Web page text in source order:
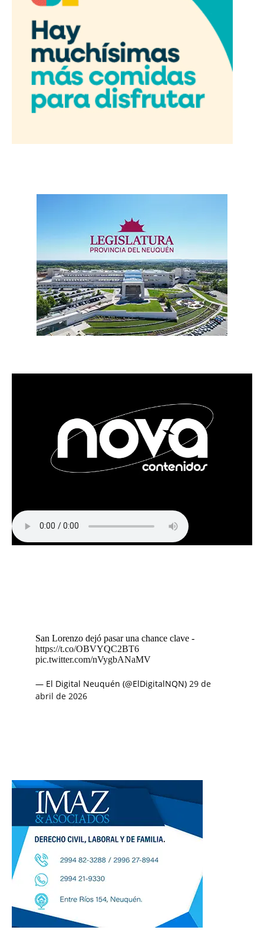
San Lorenzo dejó pasar una chance clave -
https://t.co/OBVYQC2BT6
pic.twitter.com/nVygbANaMV
— El Digital Neuquén (@ElDigitalNQN) 29 de
abril de 2026